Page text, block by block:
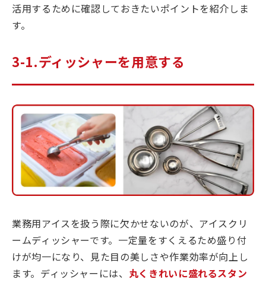
活用するために確認しておきたいポイントを紹介しま
す。
3-1.ディッシャーを用意する
業務用アイスを扱う際に欠かせないのが、アイスクリ
ームディッシャーです。一定量をすくえるため盛り付
けが均一になり、見た目の美しさや作業効率が向上し
ます。ディッシャーには、 丸くきれいに盛れるスタン